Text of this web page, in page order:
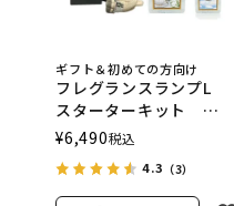
ギフト＆初めての方向け
フレグランスランプL
スターターキット
ASHLEIGH&BURWOOD
（アシュレイアンドバー
ウッド）
¥6,490税込
4.3 （3）